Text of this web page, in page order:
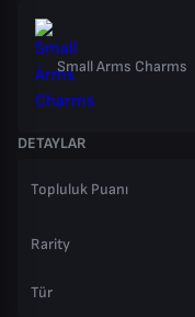
Small Arms Charms
DETAYLAR
Topluluk Puanı
Rarity
Tür